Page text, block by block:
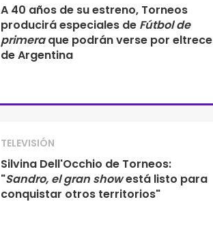
A 40 años de su estreno, Torneos
producirá especiales de Fútbol de
primeraque podrán verse por eltrece
de Argentina
TELEVISIÓN
Silvina Dell'Occhio de Torneos:
"Sandro, el gran showestá listo para
conquistar otros territorios"